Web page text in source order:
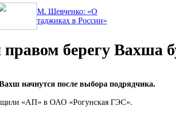
М. Шевченко: «О
таджиках в России»
берегу Вахша
начнутся после выбора подрядчика.
«АП» в ОАО «Рогунская ГЭС».